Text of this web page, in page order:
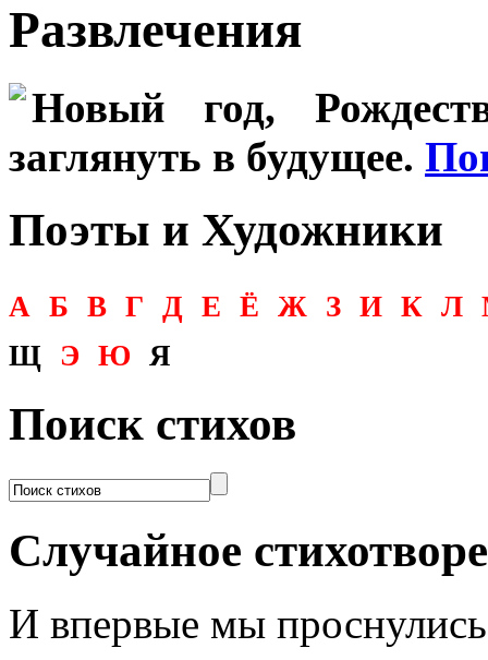
Развлечения
Новый год,
заглянуть в будущее.
Поэты и Художники
А Б В Г Д Е Ё Ж З И К Л
Щ Э Ю Я
Поиск стихов
Случайное
И впервые мы